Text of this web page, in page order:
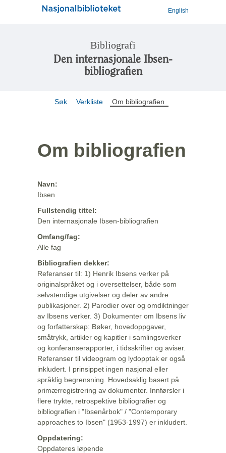
English
Bibliografi
Den internasjonale Ibsen-
bibliografien
Søk Verkliste Om bibliografien
Om bibliografien
Navn:
Ibsen
Fullstendig tittel:
Den internasjonale Ibsen-bibliografien
Omfang/fag:
Alle fag
Bibliografien dekker:
Referanser til: 1) Henrik Ibsens verker på
originalspråket og i oversettelser, både som
selvstendige utgivelser og deler av andre
publikasjoner. 2) Parodier over og omdiktninger
av Ibsens verker. 3) Dokumenter om Ibsens liv
og forfatterskap: Bøker, hovedoppgaver,
småtrykk, artikler og kapitler i samlingsverker
og konferanserapporter, i tidsskrifter og aviser.
Referanser til videogram og lydopptak er også
inkludert. I prinsippet ingen nasjonal eller
språklig begrensning. Hovedsaklig basert på
primærregistrering av dokumenter. Innførsler i
flere trykte, retrospektive bibliografier og
bibliografien i "Ibsenårbok" / "Contemporary
approaches to Ibsen" (1953-1997) er inkludert.
Oppdatering:
Oppdateres løpende